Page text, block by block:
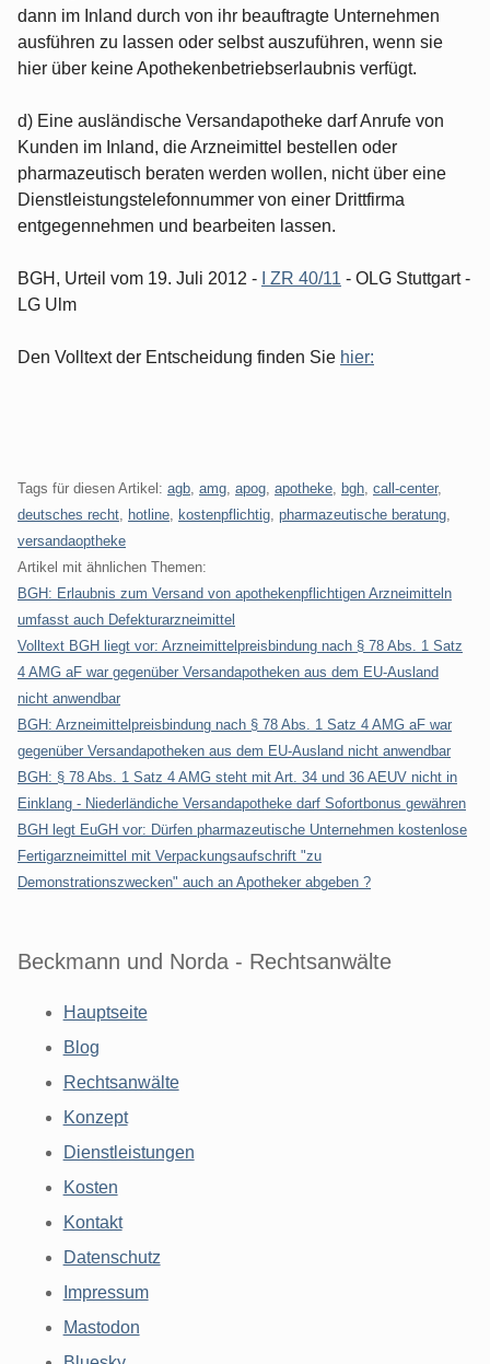
dann im Inland durch von ihr beauftragte Unternehmen
ausführen zu lassen oder selbst auszuführen, wenn sie
hier über keine Apothekenbetriebserlaubnis verfügt.
d) Eine ausländische Versandapotheke darf Anrufe von
Kunden im Inland, die Arzneimittel bestellen oder
pharmazeutisch beraten werden wollen, nicht über eine
Dienstleistungstelefonnummer von einer Drittfirma
entgegennehmen und bearbeiten lassen.
BGH, Urteil vom 19. Juli 2012 - I ZR 40/11 - OLG Stuttgart -
LG Ulm
Den Volltext der Entscheidung finden Sie hier:
Tags für diesen Artikel: agb amg apog apotheke bgh call-center,
deutsches recht
hotline kostenpflichtig pharmazeutische beratung
versandaoptheke
Artikel mit ähnlichen Themen:
BGH: Erlaubnis zum Versand von apothekenpflichtigen Arzneimitteln
umfasst auch Defekturarzneimittel
Volltext BGH liegt vor: Arzneimittelpreisbindung nach § 78 Abs. 1 Satz
4 AMG aF war gegenüber Versandapotheken aus dem EU-Ausland
nicht anwendbar
BGH: Arzneimittelpreisbindung nach § 78 Abs. 1 Satz 4 AMG aF war
gegenüber Versandapotheken aus dem EU-Ausland nicht anwendbar
BGH: § 78 Abs. 1 Satz 4 AMG steht mit Art. 34 und 36 AEUV nicht in
Einklang - Niederländiche Versandapotheke darf Sofortbonus gewähren
BGH legt EuGH vor: Dürfen pharmazeutische Unternehmen kostenlose
Fertigarzneimittel mit Verpackungsaufschrift "zu
Demonstrationszwecken" auch an Apotheker abgeben ?
Beckmann und Norda - Rechtsanwälte
Hauptseite
Blog
Rechtsanwälte
Konzept
Dienstleistungen
Kosten
Kontakt
Datenschutz
Impressum
Mastodon